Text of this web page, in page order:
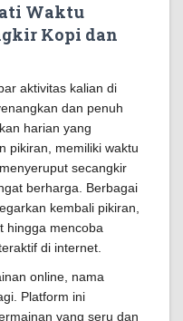
Waktu
Kopi dan
aktivitas kalian di
dan penuh
harian yang
pikiran, memiliki waktu
secangkir
berharga. Berbagai
kembali pikiran,
hingga mencoba
di internet.
online, nama
Platform ini
yang seru dan